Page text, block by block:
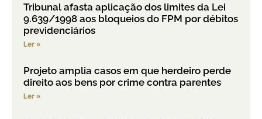
Tribunal afasta aplicação dos limites da Lei
9.639/1998 aos bloqueios do FPM por débitos
previdenciários
Ler »
Projeto amplia casos em que herdeiro perde
direito aos bens por crime contra parentes
Ler »